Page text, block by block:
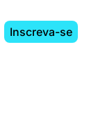
Inscreva-se